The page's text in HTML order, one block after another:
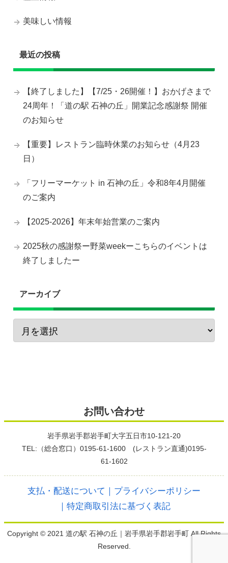
美味しい情報
最近の投稿
【終了しました】【7/25・26開催！】おかげさまで
24周年！「道の駅 石神の丘」開業記念感謝祭 開催
のお知らせ
【重要】レストラン臨時休業のお知らせ（4月23
日）
「フリーマーケット in 石神の丘」令和8年4月開催
のご案内
【2025-2026】年末年始営業のご案内
2025秋の感謝祭ー野菜weekーこちらのイベントは
終了しましたー
アーカイブ
お問い合わせ
岩手県岩手郡岩手町大字五日市10-121-20
TEL:（総合窓口）0195-61-1600 (レストラン直通)0195-
61-1602
支払・配送について ｜プライバシーポリシー
｜特定商取引法に基づく表記
Copyright © 2021 道の駅 石神の丘｜岩手県岩手郡岩手町 All Rights
Reserved.